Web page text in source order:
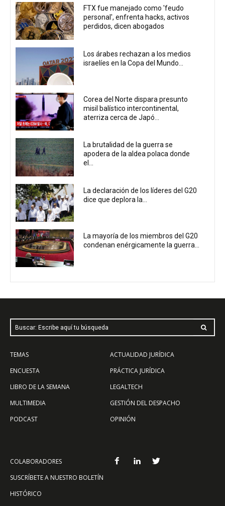
FTX fue manejado como 'feudo
personal', enfrenta hacks, activos
perdidos, dicen abogados
Los árabes rechazan a los medios
israelíes en la Copa del Mundo...
Corea del Norte dispara presunto
misil balístico intercontinental,
aterriza cerca de Japó...
La brutalidad de la guerra se
apodera de la aldea polaca donde
el...
La declaración de los líderes del G20
dice que deplora la...
La mayoría de los miembros del G20
condenan enérgicamente la guerra...
Buscar: Escribe aquí tu búsqueda
TEMAS
ENCUESTA
LIBRO DE LA SEMANA
MULTIMEDIA
PODCAST
ACTUALIDAD JURÍDICA
PRÁCTICA JURÍDICA
LEGALTECH
GESTIÓN DEL DESPACHO
OPINIÓN
COLABORADORES
SUSCRÍBETE A NUESTRO BOLETÍN
HISTÓRICO